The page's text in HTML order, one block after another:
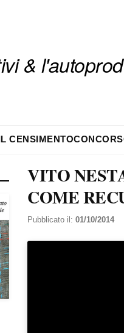
&
CENSIMENTO
VITO
COME
Pubblicato il:01/10/2014